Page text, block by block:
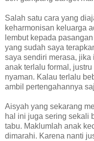
Salah satu cara yang
keharmonisan keluarga
lembut kepada
yang sudah saya
saya sendiri merasa, jika
anak terlalu formal,
nyaman. Kalau terlalu
ambil pertengahannya
Aisyah yang sekarang
hal ini juga sering sekali
tabu. Maklumlah anak
dimarahi. Karena nanti